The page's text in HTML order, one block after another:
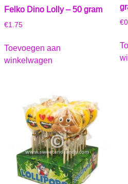
Felko Dino Lolly – 50 gram
€1.75
Toevoegen aan
winkelwagen
€